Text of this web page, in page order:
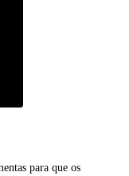
para que os